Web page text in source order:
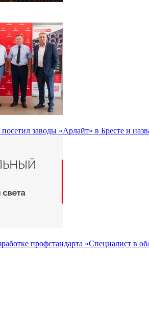
посетил заводы «Арлайт» в Бресте и
профстандарта «Специалист в